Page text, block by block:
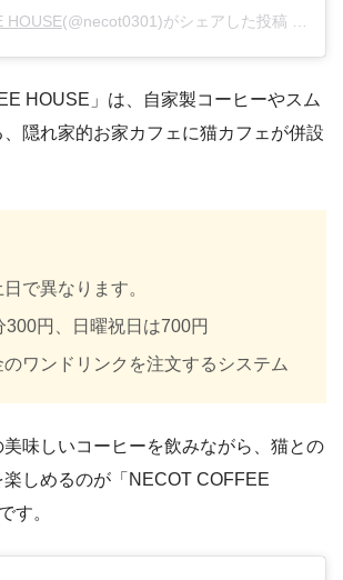
HOUSE(@necot0301)がシェアした投稿 –
HOUSE」は、自家製コーヒーやスム
隠れ家的お家カフェに猫カフェが併設
で異なります。
円、日曜祝日は700円
のワンドリンクを注文するシステム
味しいコーヒーを飲みながら、猫との
しめるのが「NECOT COFFEE
す。